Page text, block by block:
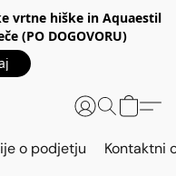
vrtne hiške in Aquaestil
(PO DOGOVORU)
o podjetju Kontaktni